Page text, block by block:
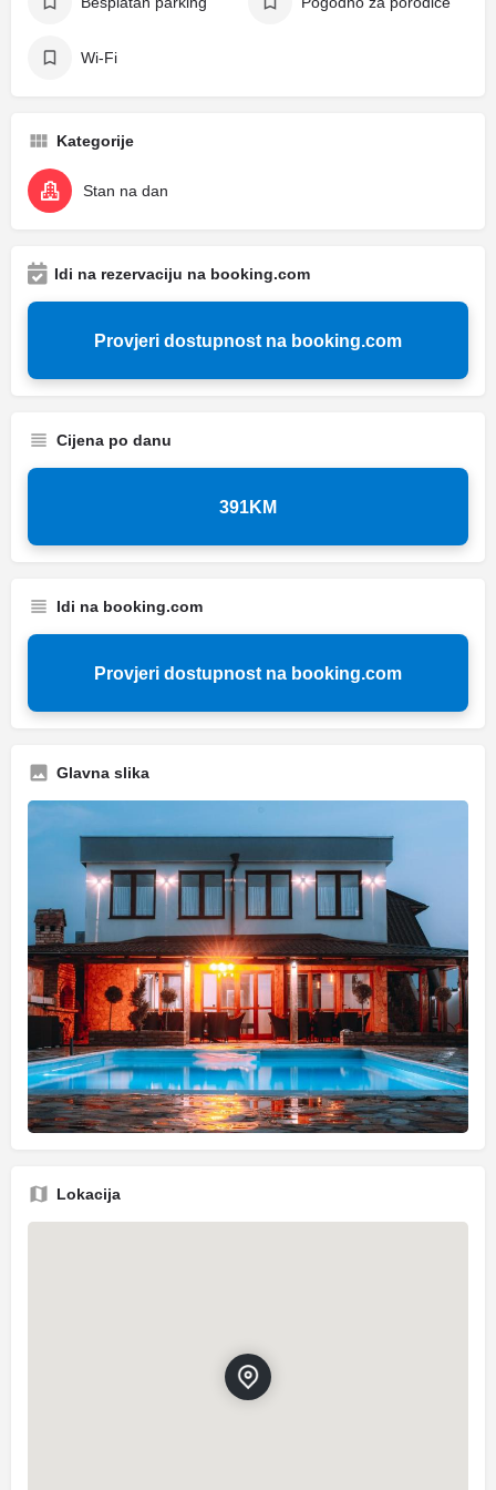
Wi-Fi
Kategorije
Stan na dan
Idi na rezervaciju na booking.com
Provjeri dostupnost na booking.com
Cijena po danu
391KM
Idi na booking.com
Provjeri dostupnost na booking.com
Glavna slika
Lokacija